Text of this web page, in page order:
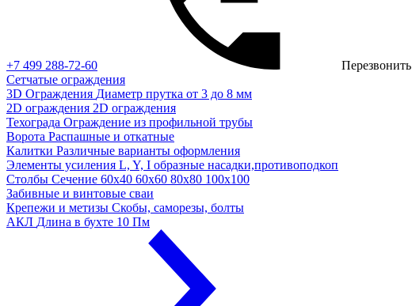
+7 499 288-72-60
Перезвонить
Сетчатые ограждения
3D Ограждения Диаметр прутка от 3 до 8 мм
2D ограждения 2D ограждения
Техограда Ограждение из профильной трубы
Ворота Распашные и откатные
Калитки Различные варианты оформления
Элементы усиления L, Y, I образные насадки,противоподкоп
Столбы Сечение 60х40 60х60 80х80 100х100
Забивные и винтовые сваи
Крепежи и метизы Скобы, саморезы, болты
АКЛ Длина в бухте 10 Пм